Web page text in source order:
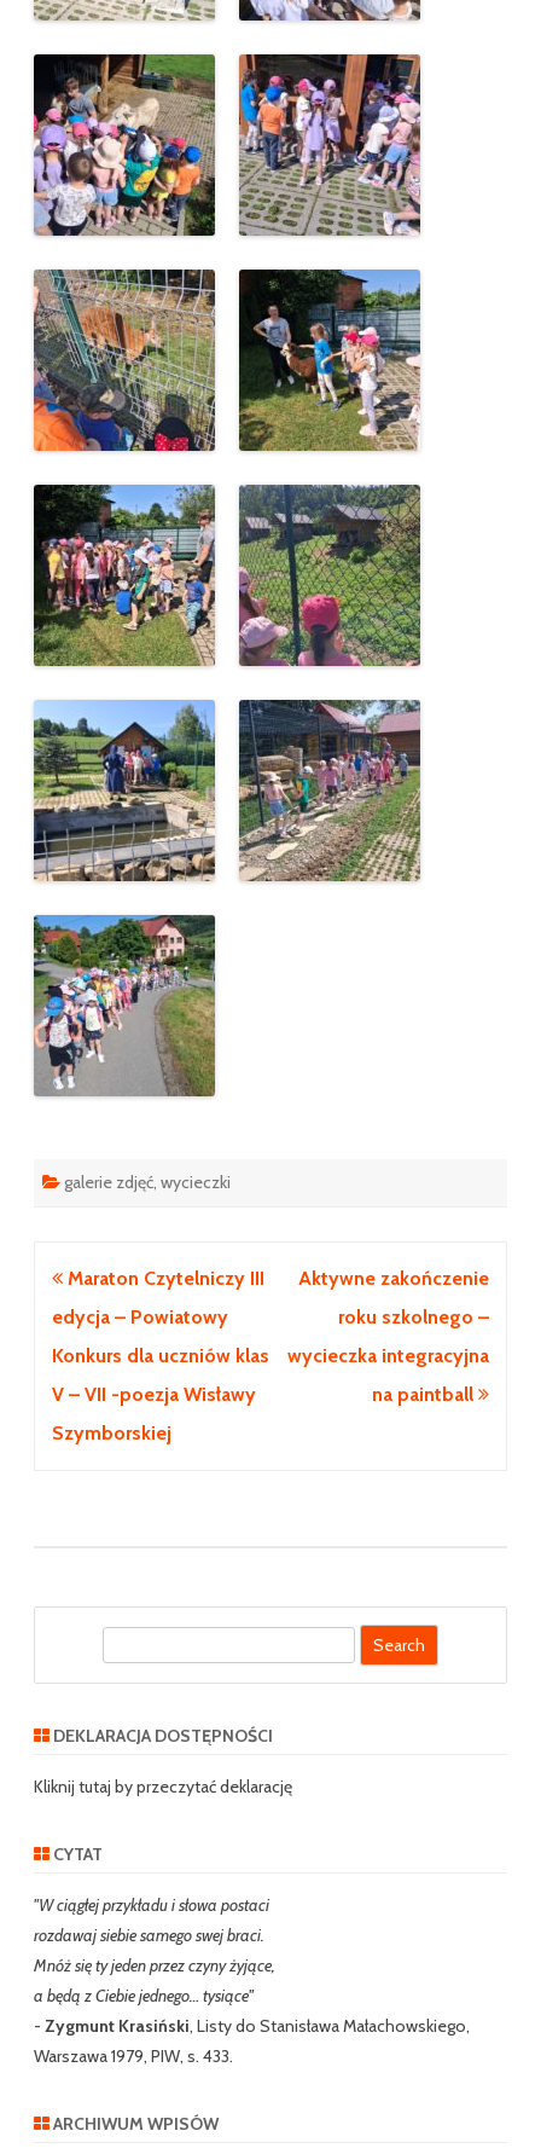
galerie zdjęć wycieczki
Nawigacja
wpisu
Maraton Czytelniczy III
edycja – Powiatowy
Konkurs dla uczniów klas
V – VII -poezja Wisławy
Szymborskiej
Aktywne zakończenie
roku szkolnego –
wycieczka integracyjna
na paintball
r
h
DEKLARACJA DOSTĘPNOŚCI
Kliknij tutaj by przeczytać deklarację
CYTAT
"W ciągłej przykładu i słowa postaci
rozdawaj siebie samego swej braci.
Mnóż się ty jeden przez czyny żyjące,
a będą z Ciebie jednego… tysiące"
- Zygmunt Krasiński, Listy do Stanisława Małachowskiego,
Warszawa 1979, PIW, s. 433.
ARCHIWUM WPISÓW